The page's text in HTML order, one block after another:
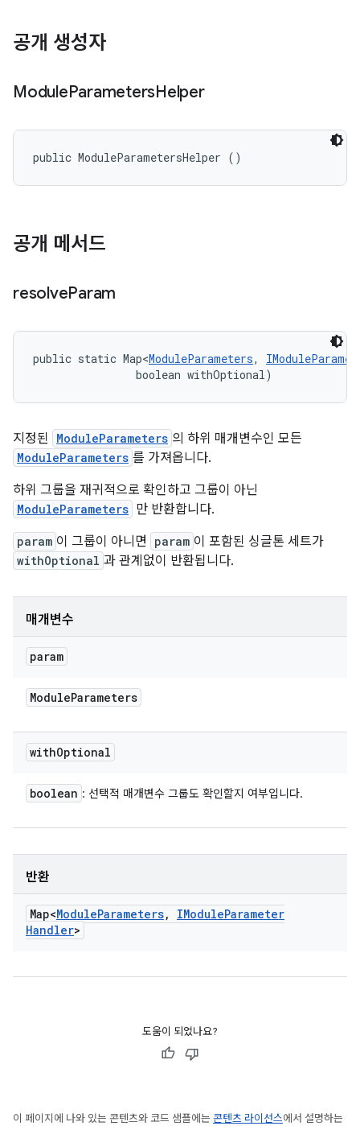
공개 생성자
ModuleParametersHelper
public ModuleParametersHelper ()
공개 메서드
resolveParam
public static Map<ModuleParameters,
                boolean withOptional)
지정된 ModuleParameters 의 하위 매개변수인 모든
ModuleParameters 를 가져옵니다.
하위 그룹을 재귀적으로 확인하고 그룹이 아닌
ModuleParameters 만 반환합니다.
param 이 그룹이 아니면 param 이 포함된 싱글톤 세트가
withOptional 과 관계없이 반환됩니다.
매개변수
param
ModuleParameters
withOptional
boolean : 선택적 매개변수 그룹도 확인할지 여부입니다.
반환
Map<ModuleParameters, IModuleParameter
Handler>
도움이 되었나요?
이 페이지에 나와 있는 콘텐츠와 코드 샘플에는 콘텐츠 라이선스에서 설명하는